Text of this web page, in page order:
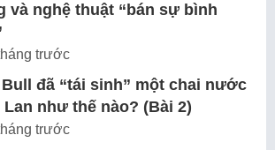
và nghệ thuật “bán sự bình
trước
Bull đã “tái sinh” một chai nước
Lan như thế nào? (Bài 2)
trước